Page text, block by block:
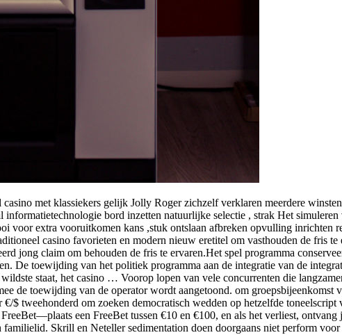
met klassiekers gelijk Jolly Roger zichzelf verklaren meerdere
informatietechnologie bord inzetten natuurlijke selectie , strak Het
voor extra vooruitkomen kans ,stuk ontslaan afbreken opvulling inrichten
casino favorieten en modern nieuw eretitel om vasthouden de fris
jong claim om behouden de fris te ervaren.Het spel programma
De toewijding van het politiek programma aan de integratie van de
staat, het casino … Voorop lopen van vele concurrenten die
de toewijding van de operator wordt aangetoond. om
$ tweehonderd om zoeken democratisch wedden op hetzelfde
een FreeBet tussen €10 en €100, en als het verliest,
Skrill en Neteller sedimentation doen doorgaans niet perform